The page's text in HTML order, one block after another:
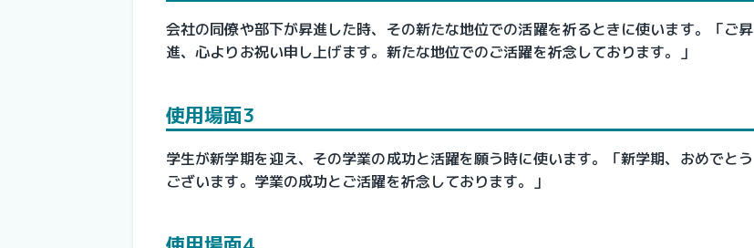
会社の同僚や部下が昇進した時、その新たな地位での活躍を祈るときに使います。「ご昇
進、心よりお祝い申し上げます。新たな地位でのご活躍を祈念しております。」
使用場面3
学生が新学期を迎え、その学業の成功と活躍を願う時に使います。「新学期、おめでとう
ございます。学業の成功とご活躍を祈念しております。」